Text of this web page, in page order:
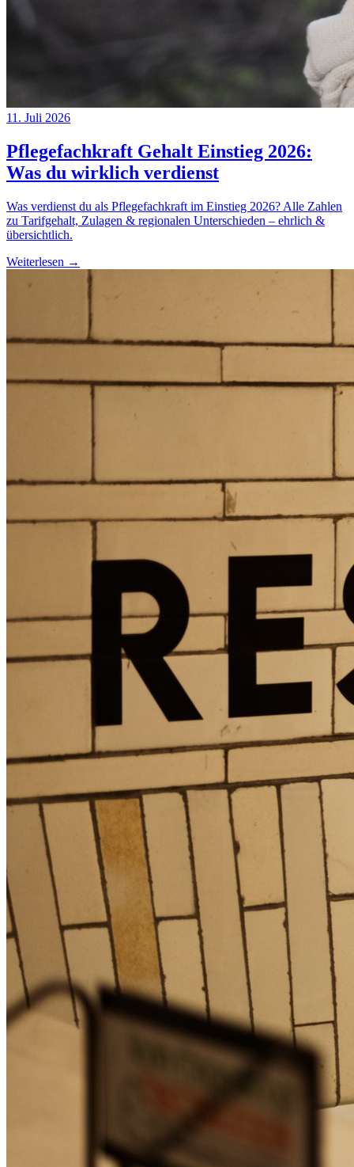
11. Juli 2026
Pflegefachkraft Gehalt Einstieg 2026:
Was du wirklich verdienst
Was verdienst du als Pflegefachkraft im Einstieg 2026? Alle Zahlen
zu Tarifgehalt, Zulagen & regionalen Unterschieden – ehrlich &
übersichtlich.
Weiterlesen →